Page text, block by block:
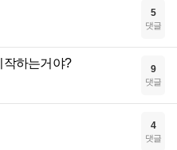
5
댓글
작하는거야? 9
댓글
4
댓글